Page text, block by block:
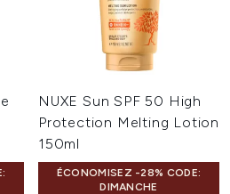
NUXE Sun SPF 50 High
Protection Melting Lotion
150ml
ÉCONOMISEZ -28% CODE:
DIMANCHE